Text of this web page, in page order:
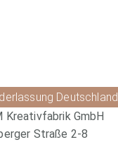
Deutschland
Kreativfabrik GmbH
Straße 2-8